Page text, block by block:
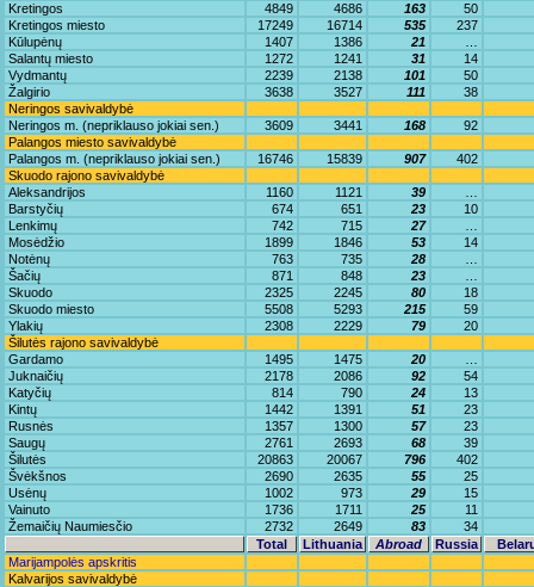
Kretingos
4849 4686 163
50
Kretingos miesto
17249 16714 535
237
Kūlupėnų
1407 1386 21
Salantų miesto
1272 1241 31
14
Vydmantų
2239 2138 101
50
Žalgirio
3638 3527 111
38
Neringos savivaldybė
Neringos m. (nepriklauso jokiai sen.)
3609 3441 168
92
Palangos miesto savivaldybė
Palangos m. (nepriklauso jokiai sen.)
16746 15839 907
402
Skuodo rajono savivaldybė
Aleksandrijos
1160 1121 39
Barstyčių
674 651 23
10
Lenkimų
742 715 27
Mosėdžio
1899 1846 53
14
Notėnų
763 735 28
Šačių
871 848 23
Skuodo
2325 2245 80
18
Skuodo miesto
5508 5293 215
59
Ylakių
2308 2229 79
20
Šilutės rajono savivaldybė
Gardamo
1495 1475 20
Juknaičių
2178 2086 92
54
Katyčių
814 790 24
13
Kintų
1442 1391 51
23
Rusnės
1357 1300 57
23
Saugų
2761 2693 68
39
Šilutės
20863 20067 796
402
Švėkšnos
2690 2635 55
25
Usėnų
1002 973 29
15
Vainuto
1736 1711 25
11
Žemaičių Naumiesčio
2732 2649 83
34
Total
Lithuania Abroad Russia
Marijampolės apskritis
Kalvarijos savivaldybė